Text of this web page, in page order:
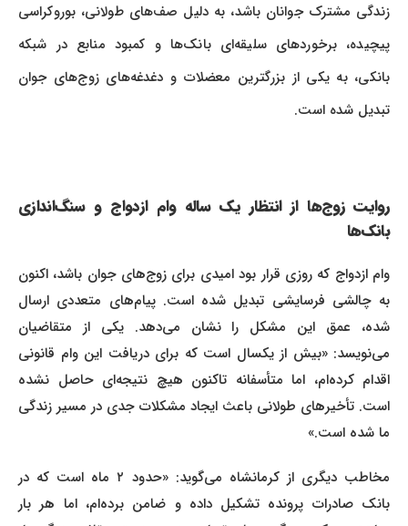
زندگی مشترک جوانان باشد، به دلیل صف‌های طولانی، بوروکراسی
پیچیده، برخوردهای سلیقه‌ای بانک‌ها و کمبود منابع در شبکه
بانکی، به یکی از بزرگترین معضلات و دغدغه‌های زوج‌های جوان
تبدیل شده است.
روایت زوج‌ها از انتظار یک ساله وام ازدواج و سنگ‌اندازی
بانک‌ها
وام ازدواج که روزی قرار بود امیدی برای زوج‌های جوان باشد، اکنون
به چالشی فرسایشی تبدیل شده است. پیام‌های متعددی ارسال
شده، عمق این مشکل را نشان می‌دهد. یکی از متقاضیان
می‌نویسد: «بیش از یکسال است که برای دریافت این وام قانونی
اقدام کرده‌ام، اما متأسفانه تاکنون هیچ نتیجه‌ای حاصل نشده
است. تأخیر‌های طولانی باعث ایجاد مشکلات جدی در مسیر زندگی
ما شده است.»
مخاطب دیگری از کرمانشاه می‌گوید: «حدود ۲ ماه است که در
بانک صادرات پرونده تشکیل داده و ضامن برده‌ام، اما هر بار